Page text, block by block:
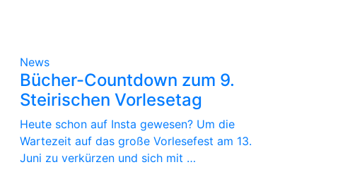
News
Bücher-Countdown zum 9.
Steirischen Vorlesetag
Heute schon auf Insta gewesen? Um die
Wartezeit auf das große Vorlesefest am 13.
Juni zu verkürzen und sich mit …